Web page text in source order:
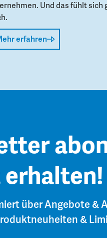
Und das fühlt sich
erfahren
erhalten!
über Angebote &
&